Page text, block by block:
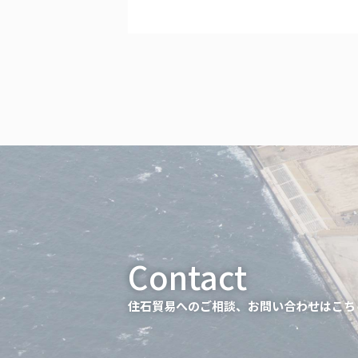
住石貿易へのご相談、お問い合わせはこ